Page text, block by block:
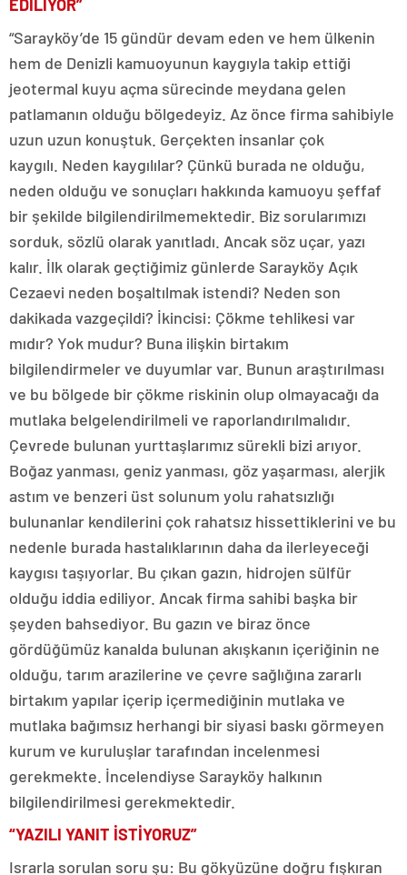
EDİLİYOR”
“Sarayköy’de 15 gündür devam eden ve hem ülkenin
hem de Denizli kamuoyunun kaygıyla takip ettiği
jeotermal kuyu açma sürecinde meydana gelen
patlamanın olduğu bölgedeyiz. Az önce firma sahibiyle
uzun uzun konuştuk. Gerçekten insanlar çok
kaygılı. Neden kaygılılar? Çünkü burada ne olduğu,
neden olduğu ve sonuçları hakkında kamuoyu şeffaf
bir şekilde bilgilendirilmemektedir. Biz sorularımızı
sorduk, sözlü olarak yanıtladı. Ancak söz uçar, yazı
kalır. İlk olarak geçtiğimiz günlerde Sarayköy Açık
Cezaevi neden boşaltılmak istendi? Neden son
dakikada vazgeçildi? İkincisi: Çökme tehlikesi var
mıdır? Yok mudur? Buna ilişkin birtakım
bilgilendirmeler ve duyumlar var. Bunun araştırılması
ve bu bölgede bir çökme riskinin olup olmayacağı da
mutlaka belgelendirilmeli ve raporlandırılmalıdır.
Çevrede bulunan yurttaşlarımız sürekli bizi arıyor.
Boğaz yanması, geniz yanması, göz yaşarması, alerjik
astım ve benzeri üst solunum yolu rahatsızlığı
bulunanlar kendilerini çok rahatsız hissettiklerini ve bu
nedenle burada hastalıklarının daha da ilerleyeceği
kaygısı taşıyorlar. Bu çıkan gazın, hidrojen sülfür
olduğu iddia ediliyor. Ancak firma sahibi başka bir
şeyden bahsediyor. Bu gazın ve biraz önce
gördüğümüz kanalda bulunan akışkanın içeriğinin ne
olduğu, tarım arazilerine ve çevre sağlığına zararlı
birtakım yapılar içerip içermediğinin mutlaka ve
mutlaka bağımsız herhangi bir siyasi baskı görmeyen
kurum ve kuruluşlar tarafından incelenmesi
gerekmekte. İncelendiyse Sarayköy halkının
bilgilendirilmesi gerekmektedir.
“YAZILI YANIT İSTİYORUZ”
Israrla sorulan soru şu: Bu gökyüzüne doğru fışkıran